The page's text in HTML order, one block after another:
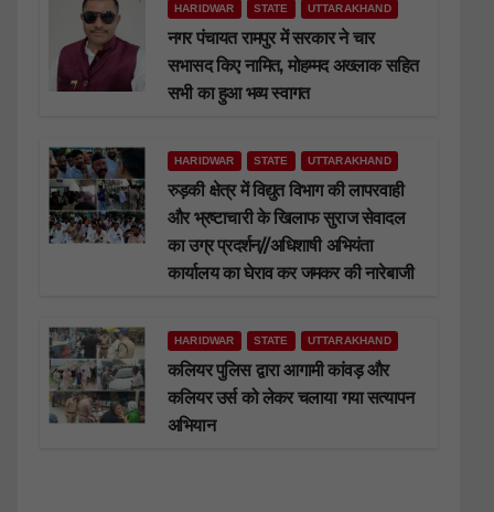
HARIDWAR STATE UTTARAKHAND
नगर पंचायत रामपुर में सरकार ने चार
सभासद किए नामित, मोहम्मद अख्लाक सहित
सभी का हुआ भव्य स्वागत
HARIDWAR STATE UTTARAKHAND
रुड़की क्षेत्र में विद्युत विभाग की लापरवाही
और भ्रष्टाचारी के खिलाफ सुराज सेवादल
का उग्र प्रदर्शन//अधिशाषी अभियंता
कार्यालय का घेराव कर जमकर की नारेबाजी
HARIDWAR STATE UTTARAKHAND
कलियर पुलिस द्वारा आगामी कांवड़ और
कलियर उर्स को लेकर चलाया गया सत्यापन
अभियान